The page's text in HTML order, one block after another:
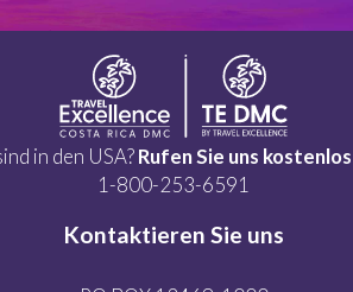
in den USA?Rufen Sie uns
1-800-253-6591
Kontaktieren Sie uns